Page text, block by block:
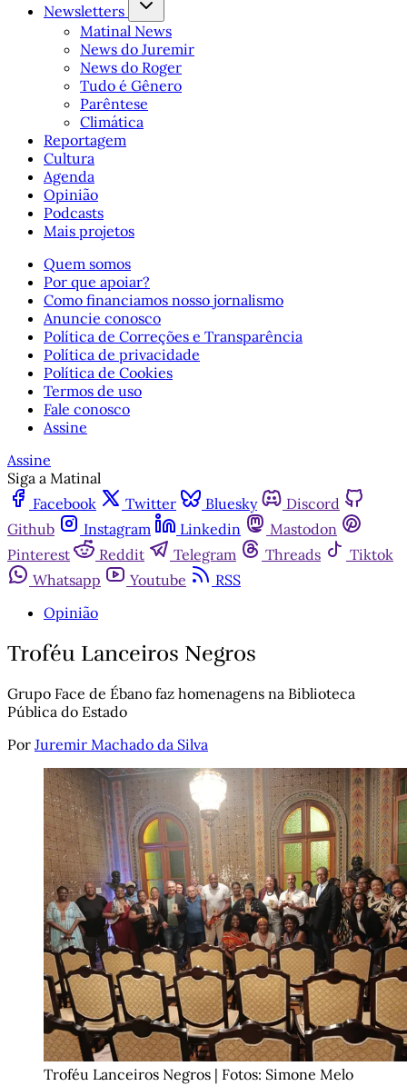
Newsletters
Matinal News
News do Juremir
News do Roger
Tudo é Gênero
Parêntese
Climática
Reportagem
Cultura
Agenda
Opinião
Podcasts
Mais projetos
Quem somos
Por que apoiar?
Como financiamos nosso jornalismo
Anuncie conosco
Política de Correções e Transparência
Política de privacidade
Política de Cookies
Termos de uso
Fale conosco
Assine
Assine
Siga a Matinal
Facebook
Twitter Bluesky
Discord
Github
Instagram Linkedin
Mastodon
Pinterest
Reddit Telegram Threads
Tiktok
Whatsapp
Youtube
RSS
Opinião
Troféu Lanceiros Negros
Grupo Face de Ébano faz homenagens na Biblioteca
Pública do Estado
Por Juremir Machado da Silva
Troféu Lanceiros Negros | Fotos: Simone Melo